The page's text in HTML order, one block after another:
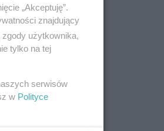
„Akceptuję”.
znajdujący
użytkownika,
tylko na tej
serwisów
w Polityce